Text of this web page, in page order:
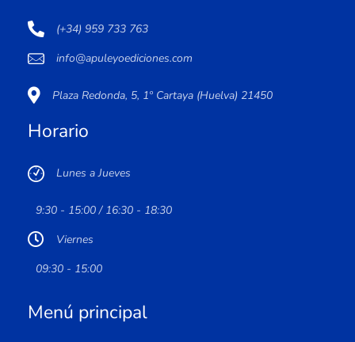
(+34) 959 733 763
info@apuleyoediciones.com
Plaza Redonda, 5, 1º Cartaya (Huelva) 21450
Horario
Lunes a Jueves
9:30 - 15:00 / 16:30 - 18:30
Viernes
09:30 - 15:00
Menú principal